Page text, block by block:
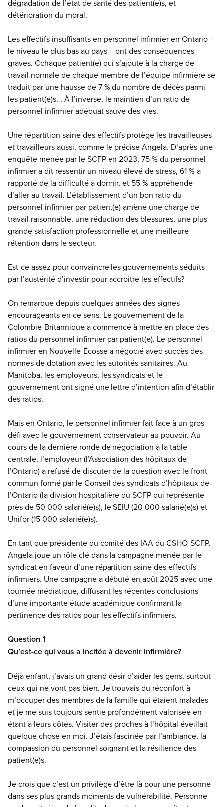
dégradation de l’état de santé des patient(e)s, et
détérioration du moral.
Les effectifs insuffisants en personnel infirmier en Ontario –
le niveau le plus bas au pays – ont des conséquences
graves. Cchaque patient(e) qui s’ajoute à la charge de
travail normale de chaque membre de l’équipe infirmière se
traduit par une hausse de 7 % du nombre de décès parmi
les patient(e)s. . À l’inverse, le maintien d’un ratio de
personnel infirmier adéquat sauve des vies.
Une répartition saine des effectifs protège les travailleuses
et travailleurs aussi, comme le précise Angela. D’après une
enquête menée par le SCFP en 2023, 75 % du personnel
infirmier a dit ressentir un niveau élevé de stress, 61 % a
rapporté de la difficulté à dormir, et 55 % appréhende
d’aller au travail. L’établissement d’un bon ratio du
personnel infirmier par patient(e) amène une charge de
travail raisonnable, une réduction des blessures, une plus
grande satisfaction professionnelle et une meilleure
rétention dans le secteur.
Est-ce assez pour convaincre les gouvernements séduits
par l’austérité d’investir pour accroître les effectifs?
On remarque depuis quelques années des signes
encourageants en ce sens. Le gouvernement de la
Colombie-Britannique a commencé à mettre en place des
ratios du personnel infirmier par patient(e). Le personnel
infirmier en Nouvelle-Écosse a négocié avec succès des
normes de dotation avec les autorités sanitaires. Au
Manitoba, les employeurs, les syndicats et le
gouvernement ont signé une lettre d’intention afin d’établir
des ratios.
Mais en Ontario, le personnel infirmier fait face à un gros
défi avec le gouvernement conservateur au pouvoir. Au
cours de la dernière ronde de négociation à la table
centrale, l’employeur (l’Association des hôpitaux de
l’Ontario) a refusé de discuter de la question avec le front
commun formé par le Conseil des syndicats d’hôpitaux de
l’Ontario (la division hospitalière du SCFP qui représente
près de 50 000 salarié(e)s), le SEIU (20 000 salarié(e)s) et
Unifor (15 000 salarié(e)s).
En tant que présidente du comité des IAA du CSHO-SCFP,
Angela joue un rôle clé dans la campagne menée par le
syndicat en faveur d’une répartition saine des effectifs
infirmiers. Une campagne a débuté en août 2025 avec une
tournée médiatique, diffusant les récentes conclusions
d’une importante étude académique confirmant la
pertinence des ratios pour les effectifs infirmiers.
Question 1
Qu’est-ce qui vous a incitée à devenir infirmière?
Déjà enfant, j’avais un grand désir d’aider les gens, surtout
ceux qui ne vont pas bien. Je trouvais du réconfort à
m’occuper des membres de la famille qui étaient malades
et je me suis toujours sentie profondément valorisée en
étant à leurs côtés. Visiter des proches à l’hôpital éveillait
quelque chose en moi. J’étais fascinée par l’ambiance, la
compassion du personnel soignant et la résilience des
patient(e)s.
Je crois que c’est un privilège d’être là pour une personne
dans ses plus grands moments de vulnérabilité. Personne